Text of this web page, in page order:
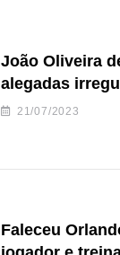
João Oliveira
alegadas
de Freguesia S.
21/07/2023
Faleceu